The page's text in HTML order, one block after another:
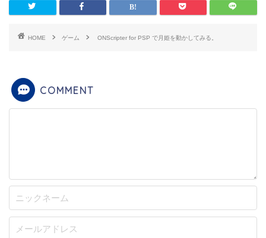
HOME ゲーム ONScripter for PSP で月姫を動かしてみる。
COMMENT